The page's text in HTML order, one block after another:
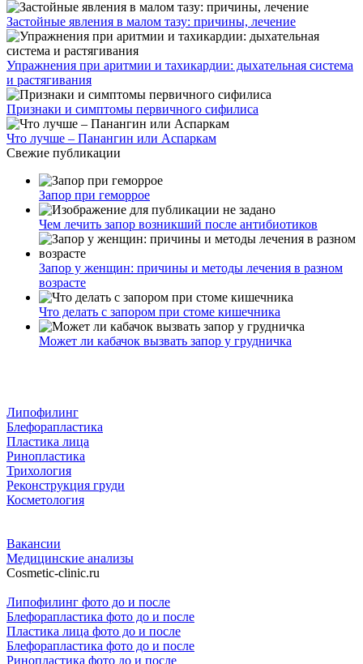
Застойные явления в малом тазу: причины, лечение
Упражнения при аритмии и тахикардии: дыхательная система
и растягивания
Признаки и симптомы первичного сифилиса
Что лучше – Панангин или Аспаркам
Свежие публикации
Запор при геморрое
Чем лечить запор возникший после антибиотиков
Запор у женщин: причины и методы лечения в разном
возрасте
Что делать с запором при стоме кишечника
Может ли кабачок вызвать запор у грудничка
Липофилинг
Блефорапластика
Пластика лица
Ринопластика
Трихология
Реконструкция груди
Косметология
Вакансии
Медицинские анализы
Cosmetic-clinic.ru
Липофилинг фото до и после
Блефорапластика фото до и после
Пластика лица фото до и после
Блефорапластика фото до и после
Ринопластика фото до и после